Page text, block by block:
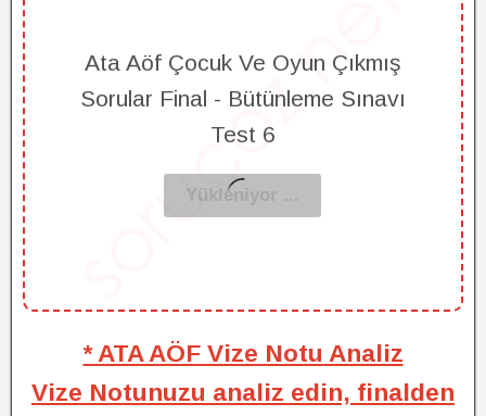
Ata Aöf Çocuk Ve Oyun Çıkmış
Sorular Final - Bütünleme Sınavı
Test 6
* ATA AÖF Vize Notu Analiz
Vize Notunuzu analiz edin, finalden